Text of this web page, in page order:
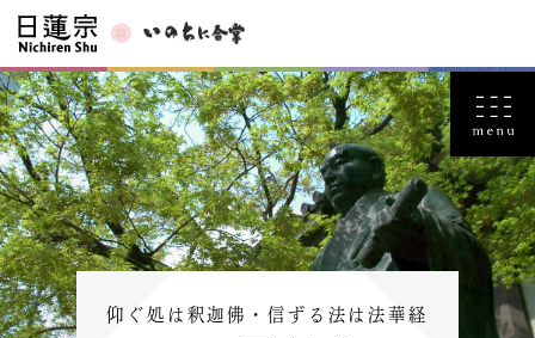
仰ぐ処は釈迦佛・信ずる法は法華経